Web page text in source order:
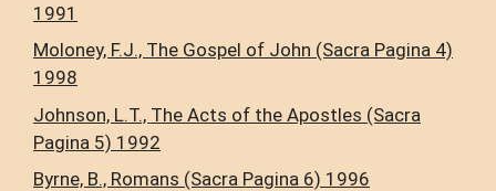
1991
Moloney, F.J., The Gospel of John (Sacra Pagina 4)
1998
Johnson, L.T., The Acts of the Apostles (Sacra
Pagina 5) 1992
Byrne, B., Romans (Sacra Pagina 6) 1996